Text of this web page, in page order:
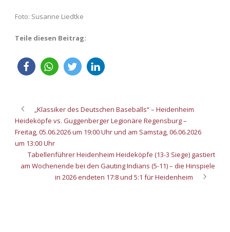
Foto: Susanne Liedtke
Teile diesen Beitrag:
„Klassiker des Deutschen Baseballs“ – Heidenheim
Heideköpfe vs. Guggenberger Legionäre Regensburg –
Freitag, 05.06.2026 um 19:00 Uhr und am Samstag, 06.06.2026
um 13:00 Uhr
Tabellenführer Heidenheim Heideköpfe (13-3 Siege) gastiert
am Wochenende bei den Gauting Indians (5-11) – die Hinspiele
in 2026 endeten 17:8 und 5:1 für Heidenheim